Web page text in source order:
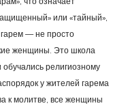
или «тайный»,
— не просто
женщины. Это школа
религиозному
у жителей гарема
к молитве, все женщины